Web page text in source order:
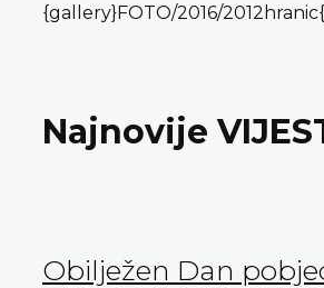
{gallery}FOTO/2016/
Najnovije
Obilježen Dan